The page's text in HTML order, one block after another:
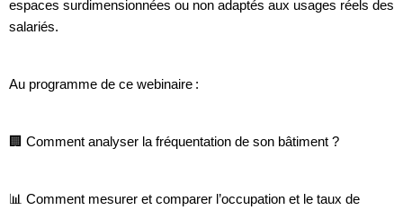
espaces surdimensionnées ou non adaptés aux usages réels des
salariés.
Au programme de ce webinaire :
🏢 Comment analyser la fréquentation de son bâtiment ?
📊 Comment mesurer et comparer l’occupation et le taux de